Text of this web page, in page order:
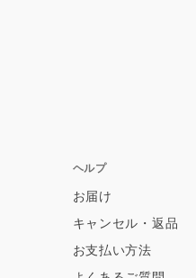
ヘルプ
お届け
キャンセル・返品
お支払い方法